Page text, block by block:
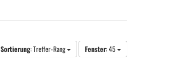
Sortierung: Treffer-Rang Fenster: 45